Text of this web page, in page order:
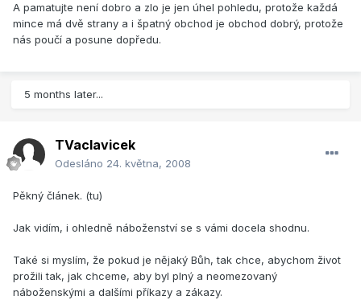
A pamatujte není dobro a zlo je jen úhel pohledu, protože každá
mince má dvě strany a i špatný obchod je obchod dobrý, protože
nás poučí a posune dopředu.
5 months later...
TVaclavicek
Odesláno 24. května, 2008
Pěkný článek. (tu)
Jak vidím, i ohledně náboženství se s vámi docela shodnu.
Také si myslím, že pokud je nějaký Bůh, tak chce, abychom život
prožili tak, jak chceme, aby byl plný a neomezovaný
náboženskými a dalšími příkazy a zákazy.